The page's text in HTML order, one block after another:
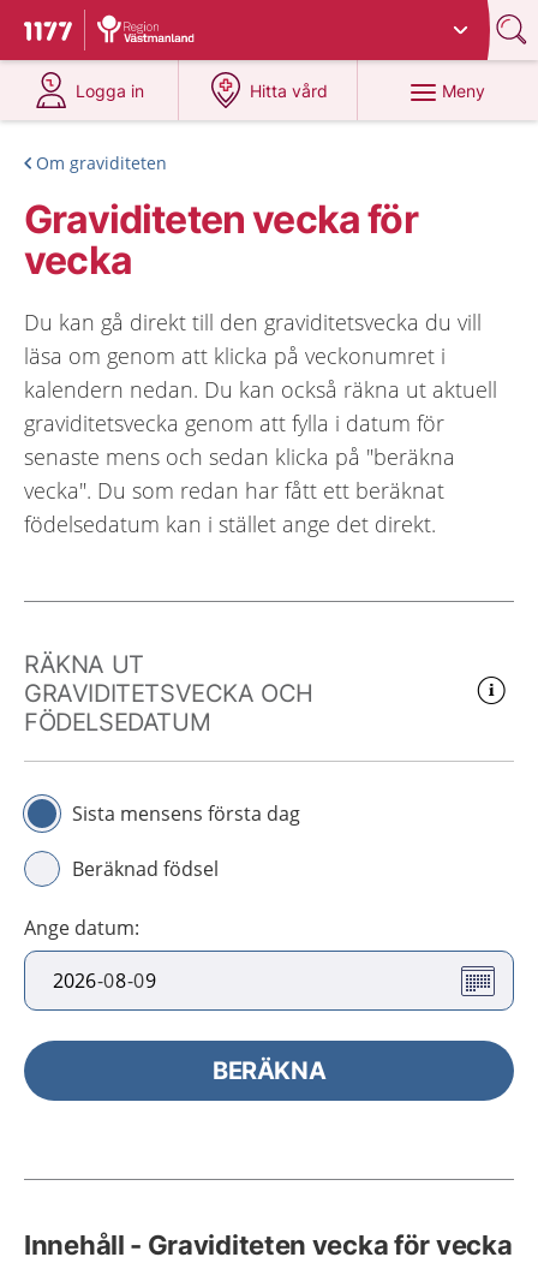
Till startsidan för 1177
Du har valt region
Logga in
på 1177.se
Hitta vård
på 1177.se
Meny
Om graviditeten
Graviditeten vecka för
vecka
Du kan gå direkt till den graviditetsvecka du vill
läsa om genom att klicka på veckonumret i
kalendern nedan. Du kan också räkna ut aktuell
graviditetsvecka genom att fylla i datum för
senaste mens och sedan klicka på "beräkna
vecka". Du som redan har fått ett beräknat
födelsedatum kan i stället ange det direkt.
RÄKNA UT
GRAVIDITETSVECKA OCH
FÖDELSEDATUM
Sista mensens första dag
Beräknad födsel
Ange datum:
-0 -0
BERÄKNA
Innehåll - Graviditeten vecka för vecka